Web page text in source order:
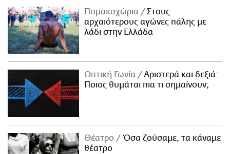
Πομακοχώρια
Στους
αρχαιότερους αγώνες πάλης με
λάδι στην Ελλάδα
Οπτική Γωνία
Αριστερά και δεξιά:
Ποιος θυμάται πια τι σημαίνουν;
Θέατρο
Όσα ζούσαμε, τα κάναμε
θέατρο